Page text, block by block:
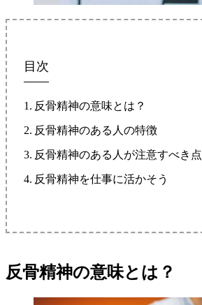
目次
反骨精神の意味とは？
反骨精神のある人の特徴
反骨精神のある人が注意すべき点
反骨精神を仕事に活かそう
反骨精神の意味とは？